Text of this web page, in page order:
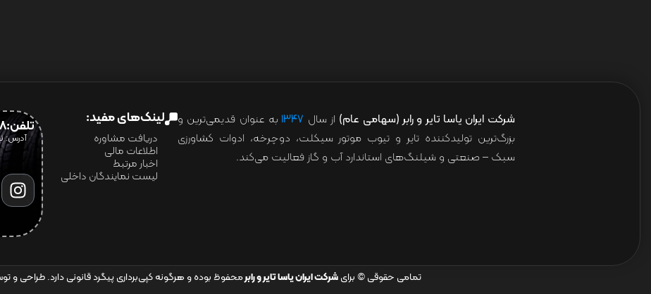
شرکت ایران یاسا تایر و رابر (سهامی عام) از سال ۱۳۴۷ به عنوان قدیمی‌ترین و
بزرگ‌ترین تولیدکننده تایر و تیوب موتور سیکلت، دوچرخه، ادوات کشاورزی
سبک – صنعتی و شیلنگ‌های استاندارد آب و گاز فعالیت می‌کند.
لینک‌های مفید:
دریافت مشاوره
اطلاعات مالی
اخبار مرتبط
لیست نمایندگان داخلی
تلفن:65607028(021)
تمامی حقوقی © برایشرکت ایران یاسا تایر و رابرمحفوظ بوده و هرگونه کپی‌برداری پیگرد قانونی دارد. طراحی و